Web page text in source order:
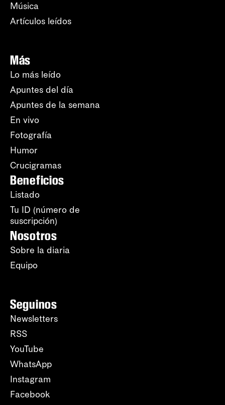
Música
Artículos leídos
Más
Lo más leído
Apuntes del día
Apuntes de la semana
En vivo
Fotografía
Humor
Crucigramas
Beneficios
Listado
Tu ID (número de
suscripción)
Nosotros
Sobre la diaria
Equipo
Seguinos
Newsletters
RSS
YouTube
WhatsApp
Instagram
Facebook